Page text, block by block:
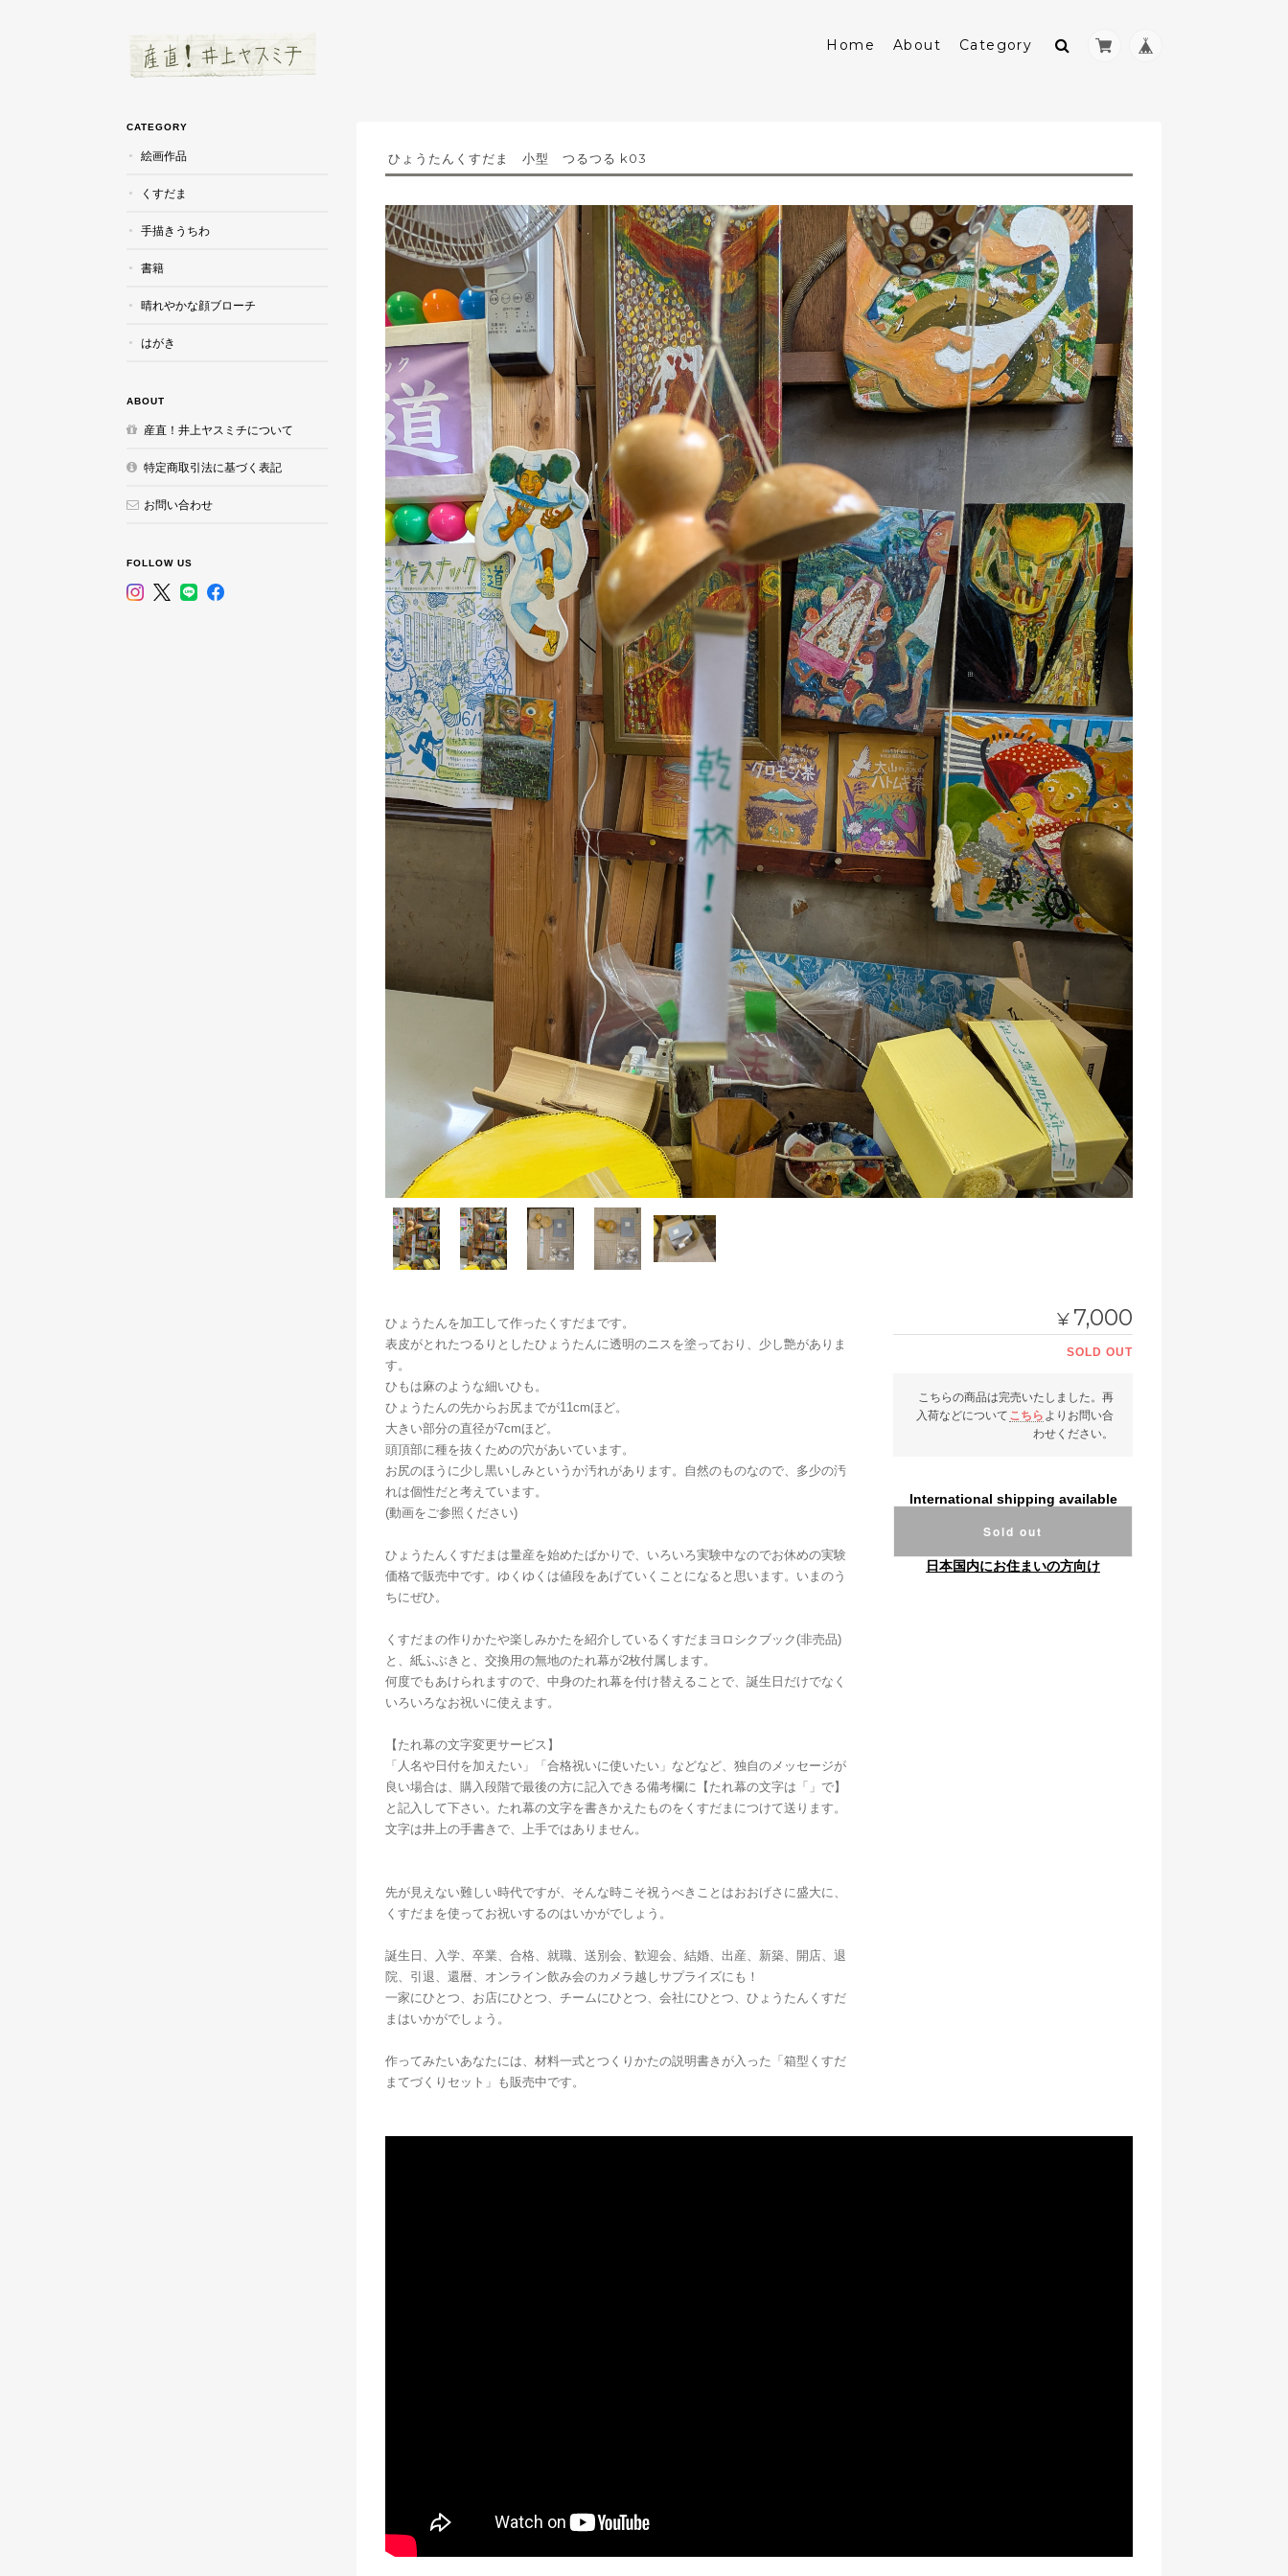
Home About Category
ひょうたんくすだま 小型 つるつる k03
ひょうたんを加工して作ったくすだまです。
表皮がとれたつるりとしたひょうたんに透明のニスを塗っており、少し艶がありま
す。
ひもは麻のような細いひも。
ひょうたんの先からお尻までが11cmほど。
大きい部分の直径が7cmほど。
頭頂部に種を抜くための穴があいています。
お尻のほうに少し黒いしみというか汚れがあります。自然のものなので、多少の汚
れは個性だと考えています。
(動画をご参照ください)
ひょうたんくすだまは量産を始めたばかりで、いろいろ実験中なのでお休めの実験
価格で販売中です。ゆくゆくは値段をあげていくことになると思います。いまのう
ちにぜひ。
くすだまの作りかたや楽しみかたを紹介しているくすだまヨロシクブック(非売品)
と、紙ふぶきと、交換用の無地のたれ幕が2枚付属します。
何度でもあけられますので、中身のたれ幕を付け替えることで、誕生日だけでなく
いろいろなお祝いに使えます。
【たれ幕の文字変更サービス】
「人名や日付を加えたい」「合格祝いに使いたい」などなど、独自のメッセージが
良い場合は、購入段階で最後の方に記入できる備考欄に【たれ幕の文字は「」で】
と記入して下さい。たれ幕の文字を書きかえたものをくすだまにつけて送ります。
文字は井上の手書きで、上手ではありません。
先が見えない難しい時代ですが、そんな時こそ祝うべきことはおおげさに盛大に、
くすだまを使ってお祝いするのはいかがでしょう。
誕生日、入学、卒業、合格、就職、送別会、歓迎会、結婚、出産、新築、開店、退
院、引退、還暦、オンライン飲み会のカメラ越しサプライズにも！
一家にひとつ、お店にひとつ、チームにひとつ、会社にひとつ、ひょうたんくすだ
まはいかがでしょう。
作ってみたいあなたには、材料一式とつくりかたの説明書きが入った「箱型くすだ
まてづくりセット」も販売中です。
¥ 7,000
SOLD OUT
こちらの商品は完売いたしました。再
入荷などについて こちら よりお問い合
わせください。
International shipping available
Sold out
日本国内にお住まいの方向け
CATEGORY
絵画作品
くすだま
手描きうちわ
書籍
晴れやかな顔ブローチ
はがき
ABOUT
産直！井上ヤスミチについて
特定商取引法に基づく表記
お問い合わせ
FOLLOW US